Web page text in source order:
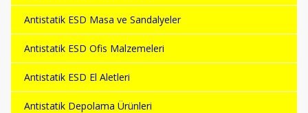
Antistatik ESD Masa ve Sandalyeler
Antistatik ESD Ofis Malzemeleri
Antistatik ESD El Aletleri
Antistatik Depolama Ürünleri